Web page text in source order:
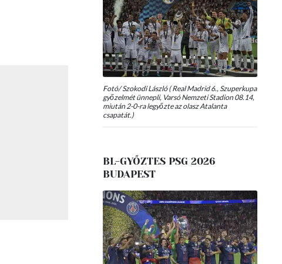
Fotó/ Szokodi László ( Real Madrid 6., Szuperkupa
győzelmét ünnepli, Varsó Nemzeti Stadion 08.14,
miután 2-0-ra legyőzte az olasz Atalanta
csapatát.)
BL-GYŐZTES PSG 2026
BUDAPEST